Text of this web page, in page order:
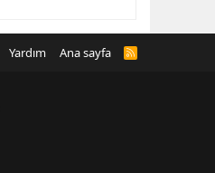
Yardım Ana sayfa
R